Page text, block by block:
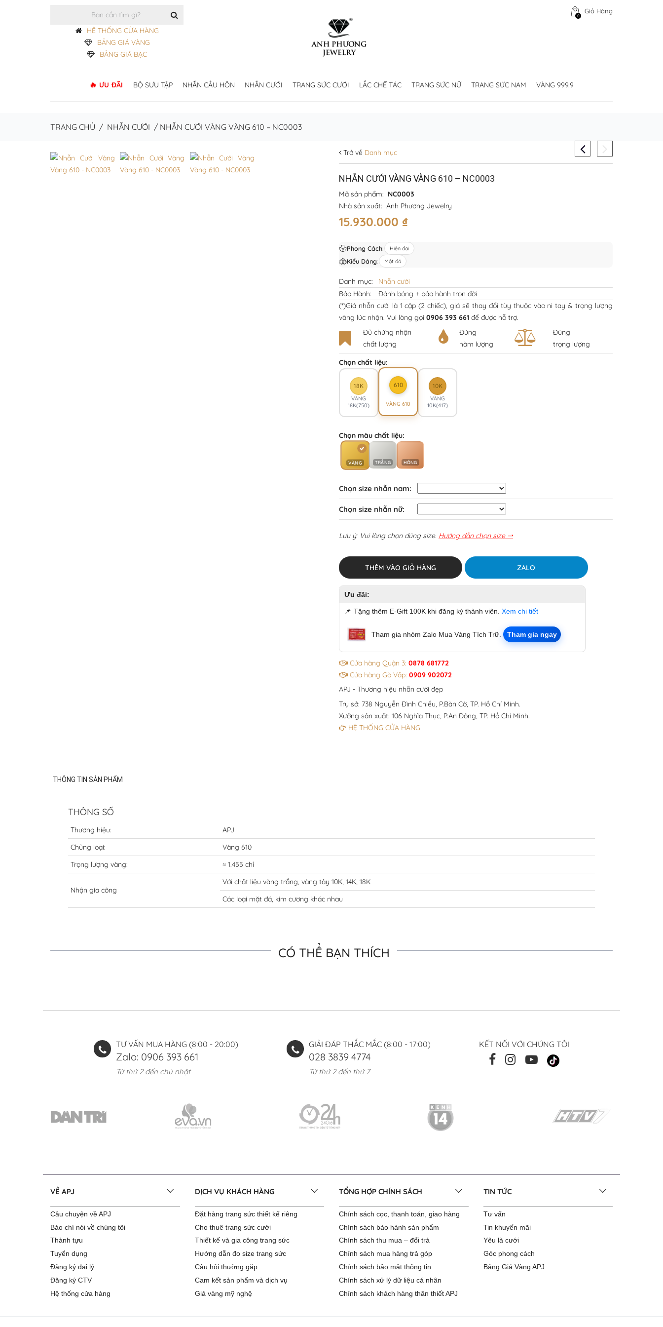
Giỏ Hàng
0
HỆ THỐNG CỬA HÀNG
BẢNG GIÁ VÀNG
BẢNG GIÁ BẠC
ƯU ĐÃI BỘ SƯU TẬP NHẪN CẦU HÔN NHẪN CƯỚI TRANG SỨC CƯỚI LẮC CHẾ TÁC TRANG SỨC NỮ TRANG SỨC NAM VÀNG 999.9
TRANG CHỦ / NHẪN CƯỚI / NHẪN CƯỚI VÀNG VÀNG 610 – NC0003
Trở về Danh mục
NHẪN CƯỚI VÀNG VÀNG 610 – NC0003
Mã sản phẩm: NC0003
Nhà sản xuất: Anh Phương Jewelry
15.930.000 ₫
Phong Cách: Hiện đại
Kiểu Dáng: Một đá
Danh mục:
Nhẫn cưới
Bảo Hành:
Đánh bóng + bảo hành trọn đời
(*)Giá nhẫn cưới là 1 cặp (2 chiếc), giá sẽ thay đổi tùy thuộc vào ni tay & trọng lượng
vàng lúc nhận. Vui lòng gọi 0906 393 661 để được hỗ trợ.
Đủ chứng nhận
chất lượng
Đúng
hàm lượng
Đúng
trọng lượng
Chọn chất liệu:
18K
VÀNG
18K(750)
610
VÀNG 610
10K
VÀNG
10K(417)
Chọn màu chất liệu:
VÀNG TRẮNG HỒNG
Chọn size nhẫn nam:
Chọn size nhẫn nữ:
Lưu ý: Vui lòng chọn đúng size. Hướng dẫn chọn size ⇀
THÊM VÀO GIỎ HÀNG ZALO
Ưu đãi:
📌 Tặng thêm E-Gift 100K khi đăng ký thành viên. Xem chi tiết
Tham gia nhóm Zalo Mua Vàng Tích Trữ. Tham gia ngay
Cửa hàng Quận 3: 0878 681772
Cửa hàng Gò Vấp: 0909 902072
APJ - Thương hiệu nhẫn cưới đẹp
Trụ sở: 738 Nguyễn Đình Chiểu, P.Bàn Cờ, TP. Hồ Chí Minh.
Xưởng sản xuất: 106 Nghĩa Thục, P.An Đông, TP. Hồ Chí Minh.
HỆ THỐNG CỬA HÀNG
THÔNG TIN SẢN PHẨM
THÔNG SỐ
Thương hiệu:
APJ
Chủng loại:
Vàng 610
Trọng lượng vàng:
≈ 1.455 chỉ
Nhận gia công
Với chất liệu vàng trắng, vàng tây 10K, 14K, 18K
Các loại mặt đá, kim cương khác nhau
CÓ THỂ BẠN THÍCH
TƯ VẤN MUA HÀNG (8:00 - 20:00)
Zalo: 0906 393 661
Từ thứ 2 đến chủ nhật
GIẢI ĐÁP THẮC MẮC (8:00 - 17:00)
028 3839 4774
Từ thứ 2 đến thứ 7
KẾT NỐI VỚI CHÚNG TÔI
VỀ APJ
Câu chuyện về APJ
Báo chí nói về chúng tôi
Thành tựu
Tuyển dụng
Đăng ký đại lý
Đăng ký CTV
Hệ thống cửa hàng
DỊCH VỤ KHÁCH HÀNG
Đặt hàng trang sức thiết kế riêng
Cho thuê trang sức cưới
Thiết kế và gia công trang sức
Hướng dẫn đo size trang sức
Câu hỏi thường gặp
Cam kết sản phẩm và dịch vụ
Giá vàng mỹ nghệ
TỔNG HỢP CHÍNH SÁCH
Chính sách cọc, thanh toán, giao hàng
Chính sách bảo hành sản phẩm
Chính sách thu mua – đổi trả
Chính sách mua hàng trả góp
Chính sách bảo mật thông tin
Chính sách xử lý dữ liệu cá nhân
Chính sách khách hàng thân thiết APJ
TIN TỨC
Tư vấn
Tin khuyến mãi
Yêu là cưới
Góc phong cách
Bảng Giá Vàng APJ